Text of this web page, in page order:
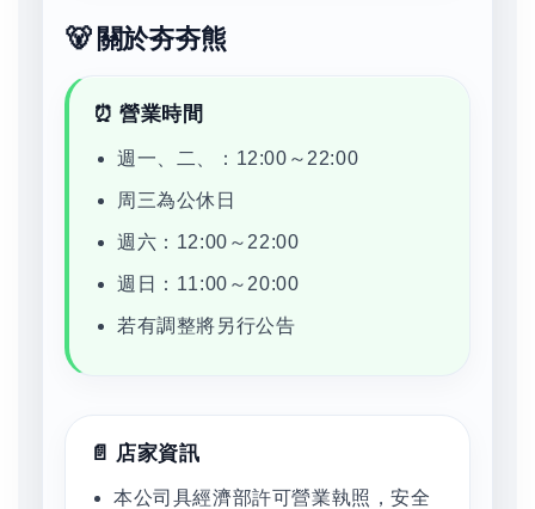
🐻 關於夯夯熊
⏰ 營業時間
週一、二、：12:00～22:00
周三為公休日
週六：12:00～22:00
週日：11:00～20:00
若有調整將另行公告
📄 店家資訊
本公司具經濟部許可營業執照，安全